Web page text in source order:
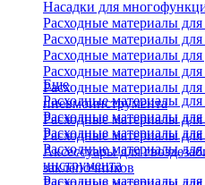
Насадки для
Расходные материалы
Расходные материалы для
Расходные материалы для
Расходные материалы
Расходные материалы
пневмоинструмента
Расходные материалы
Расходные материалы для
Аксессуары для
заклепочников
Еще
Расходные материалы
Расходные материалы
Расходные материалы
Расходные материалы
инструмента
Расходные материалы для